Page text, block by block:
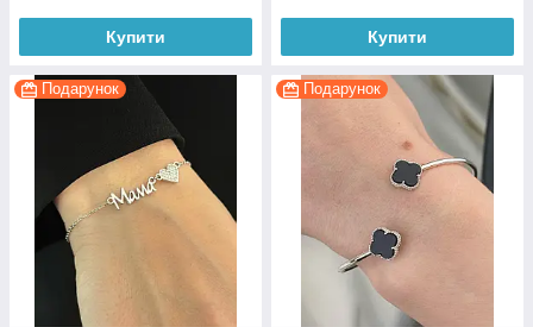
Купити Купити
Подарунок Подарунок